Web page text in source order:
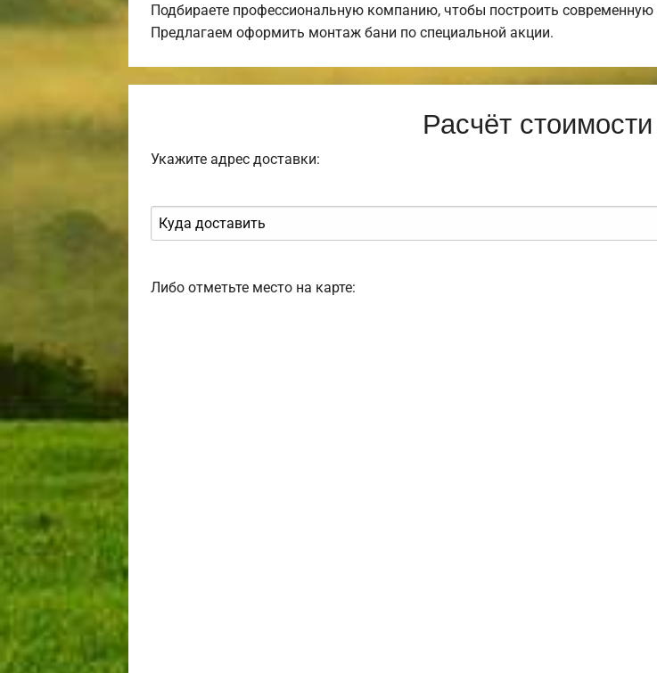
Подбираете профессиональную компанию, чтобы построить
Предлагаем оформить монтаж бани по специальной акции.
Расчёт
Укажите адрес доставки:
Либо отметьте место на карте: